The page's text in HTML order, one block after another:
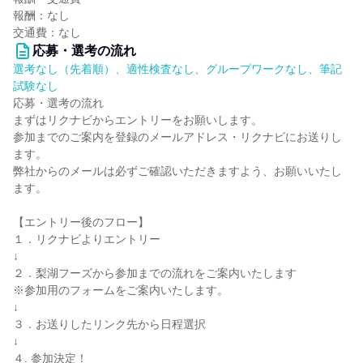
報酬：なし
交通費：なし
応募・選考の流れ
選考なし（先着順）、適性検査なし、グループワークなし、筆記
試験なし
応募・選考の流れ
まずはリクナビからエントリーをお願いします。
参加までのご案内を登録のメールアドレス・リクナビにお送りし
ます。
弊社からのメールは必ずご確認いただきますよう、お願いいたし
ます。
【エントリー後のフロー】
１．リクナビよりエントリー
↓
２．梨湖フーズから参加までの流れをご案内いたします
※参加用のフォームをご案内いたします。
↓
３．お送りしたリンク先から日程選択
↓
４. 参加決定！